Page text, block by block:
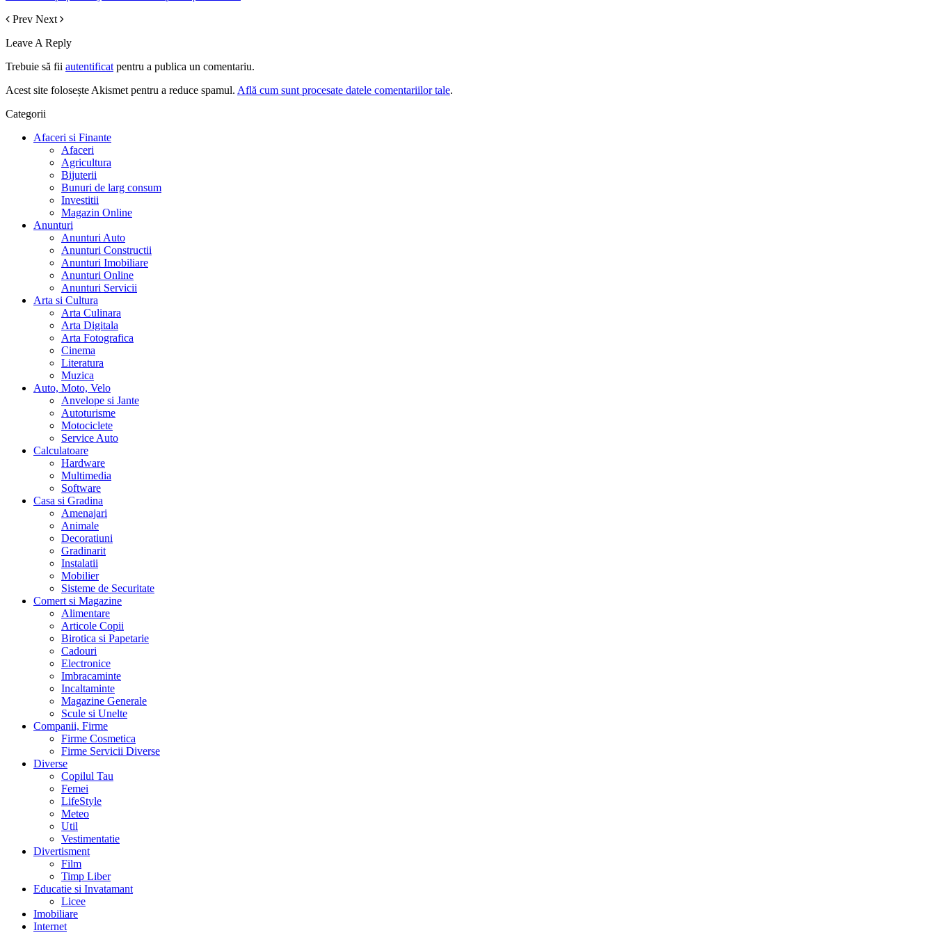
Prev Next
Leave A Reply
Trebuie să fii autentificat pentru a publica un comentariu.
Acest site folosește Akismet pentru a reduce spamul. Află cum sunt procesate datele comentariilor tale.
Categorii
Afaceri si Finante
Afaceri
Agricultura
Bijuterii
Bunuri de larg consum
Investitii
Magazin Online
Anunturi
Anunturi Auto
Anunturi Constructii
Anunturi Imobiliare
Anunturi Online
Anunturi Servicii
Arta si Cultura
Arta Culinara
Arta Digitala
Arta Fotografica
Cinema
Literatura
Muzica
Auto, Moto, Velo
Anvelope si Jante
Autoturisme
Motociclete
Service Auto
Calculatoare
Hardware
Multimedia
Software
Casa si Gradina
Amenajari
Animale
Decoratiuni
Gradinarit
Instalatii
Mobilier
Sisteme de Securitate
Comert si Magazine
Alimentare
Articole Copii
Birotica si Papetarie
Cadouri
Electronice
Imbracaminte
Incaltaminte
Magazine Generale
Scule si Unelte
Companii, Firme
Firme Cosmetica
Firme Servicii Diverse
Diverse
Copilul Tau
Femei
LifeStyle
Meteo
Util
Vestimentatie
Divertisment
Film
Timp Liber
Educatie si Invatamant
Licee
Imobiliare
Internet